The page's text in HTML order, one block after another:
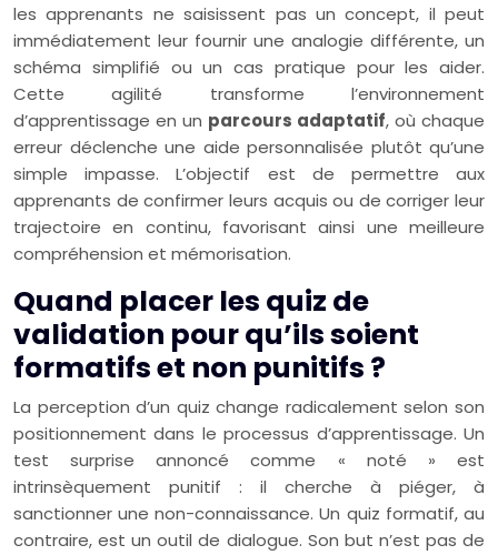
les apprenants ne saisissent pas un concept, il peut
immédiatement leur fournir une analogie différente, un
schéma simplifié ou un cas pratique pour les aider.
Cette agilité transforme l’environnement
d’apprentissage en un parcours adaptatif, où chaque
erreur déclenche une aide personnalisée plutôt qu’une
simple impasse. L’objectif est de permettre aux
apprenants de confirmer leurs acquis ou de corriger leur
trajectoire en continu, favorisant ainsi une meilleure
compréhension et mémorisation.
Quand placer les quiz de
validation pour qu’ils soient
formatifs et non punitifs ?
La perception d’un quiz change radicalement selon son
positionnement dans le processus d’apprentissage. Un
test surprise annoncé comme « noté » est
intrinsèquement punitif : il cherche à piéger, à
sanctionner une non-connaissance. Un quiz formatif, au
contraire, est un outil de dialogue. Son but n’est pas de